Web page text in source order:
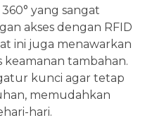
yang sangat
akses dengan RFID
ini juga menawarkan
keamanan tambahan.
kunci agar tetap
memudahkan
hari.